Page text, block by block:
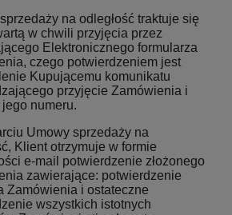
na odległość traktuje się
w chwili przyjęcia przez
Elektronicznego formularza
czego potwierdzeniem jest
Kupującemu komunikatu
przyjęcie Zamówienia i
numeru.
Umowy sprzedaży na
Klient otrzymuje w formie
e-mail potwierdzenie złożonego
zawierające: potwierdzenie
Zamówienia i ostateczne
wszystkich istotnych